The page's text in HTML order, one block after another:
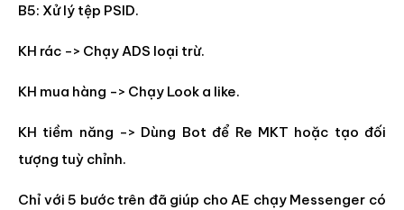
B5: Xử lý tệp PSID.
KH rác -> Chạy ADS loại trừ.
KH mua hàng -> Chạy Look a like.
KH tiềm năng -> Dùng Bot để Re MKT hoặc tạo đối
tượng tuỳ chỉnh.
Chỉ với 5 bước trên đã giúp cho AE chạy Messenger có